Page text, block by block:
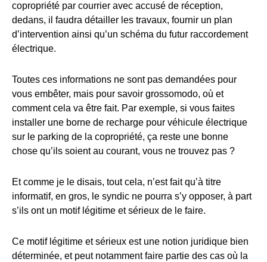
copropriété par courrier avec accusé de réception,
dedans, il faudra détailler les travaux, fournir un plan
d’intervention ainsi qu’un schéma du futur raccordement
électrique.
Toutes ces informations ne sont pas demandées pour
vous embêter, mais pour savoir grossomodo, où et
comment cela va être fait. Par exemple, si vous faites
installer une borne de recharge pour véhicule électrique
sur le parking de la copropriété, ça reste une bonne
chose qu’ils soient au courant, vous ne trouvez pas ?
Et comme je le disais, tout cela, n’est fait qu’à titre
informatif, en gros, le syndic ne pourra s’y opposer, à part
s’ils ont un motif légitime et sérieux de le faire.
Ce motif légitime et sérieux est une notion juridique bien
déterminée, et peut notamment faire partie des cas où la